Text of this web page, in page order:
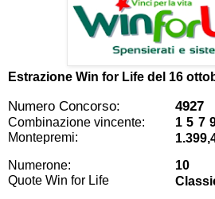
Estrazione Win for Life del 16
Numero Concorso: 4927
Combinazione vincente:
1 5 7
Montepremi:
Numerone:
10
Quote Win for Life